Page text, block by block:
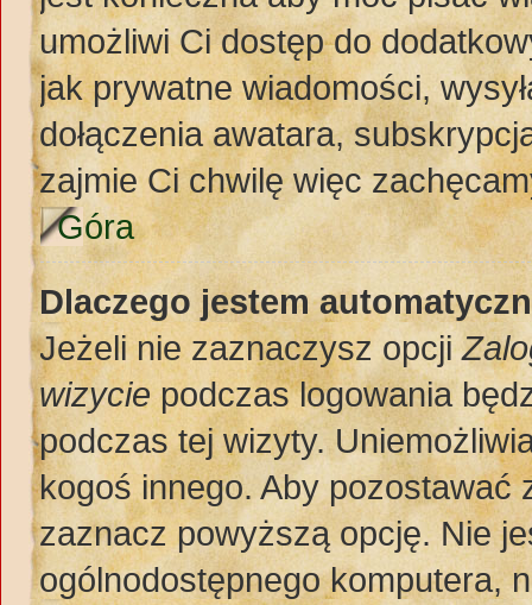
umożliwi Ci dostęp do
jak prywatne wiadomości,
dołączenia awatara,
zajmie Ci chwilę więc
Góra
Dlaczego jestem
Jeżeli nie zaznaczysz opcji
wizyciepodczas logowania
podczas tej wizyty.
kogoś innego. Aby
zaznacz powyższą opcję. Nie
ogólnodostępnego komputera,